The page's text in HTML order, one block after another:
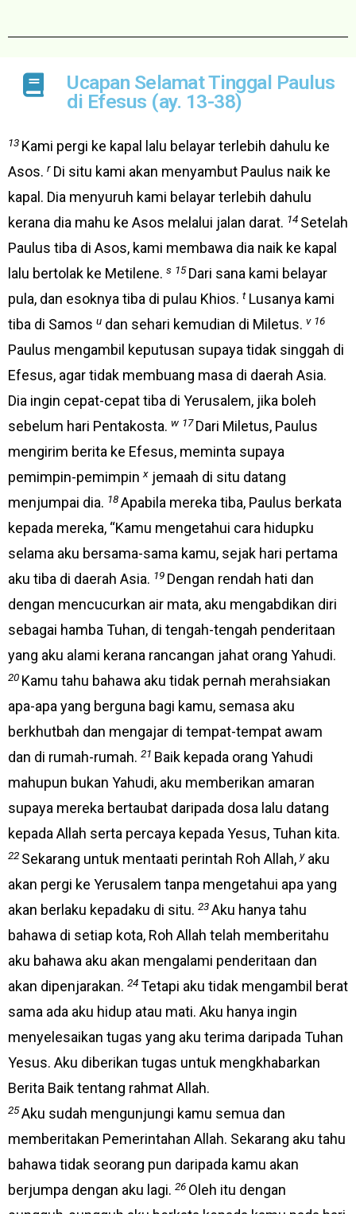
Ucapan Selamat Tinggal Paulus
di Efesus (ay. 13-38)
13 Kami pergi ke kapal lalu belayar terlebih dahulu ke
Asos. rDi situ kami akan menyambut Paulus naik ke
kapal. Dia menyuruh kami belayar terlebih dahulu
kerana dia mahu ke Asos melalui jalan darat. 14 Setelah
Paulus tiba di Asos, kami membawa dia naik ke kapal
lalu bertolak ke Metilene. s 15Dari sana kami belayar
pula, dan esoknya tiba di pulau Khios. tLusanya kami
tiba di Samos u dan sehari kemudian di Miletus. v 16
Paulus mengambil keputusan supaya tidak singgah di
Efesus, agar tidak membuang masa di daerah Asia.
Dia ingin cepat-cepat tiba di Yerusalem, jika boleh
sebelum hari Pentakosta. w 17Dari Miletus, Paulus
mengirim berita ke Efesus, meminta supaya
pemimpin-pemimpin x jemaah di situ datang
menjumpai dia. 18Apabila mereka tiba, Paulus berkata
kepada mereka, “Kamu mengetahui cara hidupku
selama aku bersama-sama kamu, sejak hari pertama
aku tiba di daerah Asia. 19 Dengan rendah hati dan
dengan mencucurkan air mata, aku mengabdikan diri
sebagai hamba Tuhan, di tengah-tengah penderitaan
yang aku alami kerana rancangan jahat orang Yahudi.
20 Kamu tahu bahawa aku tidak pernah merahsiakan
apa-apa yang berguna bagi kamu, semasa aku
berkhutbah dan mengajar di tempat-tempat awam
dan di rumah-rumah. 21 Baik kepada orang Yahudi
mahupun bukan Yahudi, aku memberikan amaran
supaya mereka bertaubat daripada dosa lalu datang
kepada Allah serta percaya kepada Yesus, Tuhan kita.
22 Sekarang untuk mentaati perintah Roh Allah,yaku
akan pergi ke Yerusalem tanpa mengetahui apa yang
akan berlaku kepadaku di situ. 23Aku hanya tahu
bahawa di setiap kota, Roh Allah telah memberitahu
aku bahawa aku akan mengalami penderitaan dan
akan dipenjarakan. 24Tetapi aku tidak mengambil berat
sama ada aku hidup atau mati. Aku hanya ingin
menyelesaikan tugas yang aku terima daripada Tuhan
Yesus. Aku diberikan tugas untuk mengkhabarkan
Berita Baik tentang rahmat Allah.
25Aku sudah mengunjungi kamu semua dan
memberitakan Pemerintahan Allah. Sekarang aku tahu
bahawa tidak seorang pun daripada kamu akan
berjumpa dengan aku lagi. 26 Oleh itu dengan